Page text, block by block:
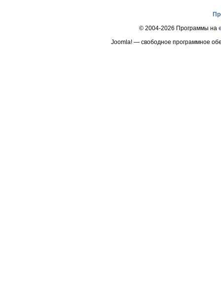
© 2004-2026 Программы на
Joomla! — свободное программное